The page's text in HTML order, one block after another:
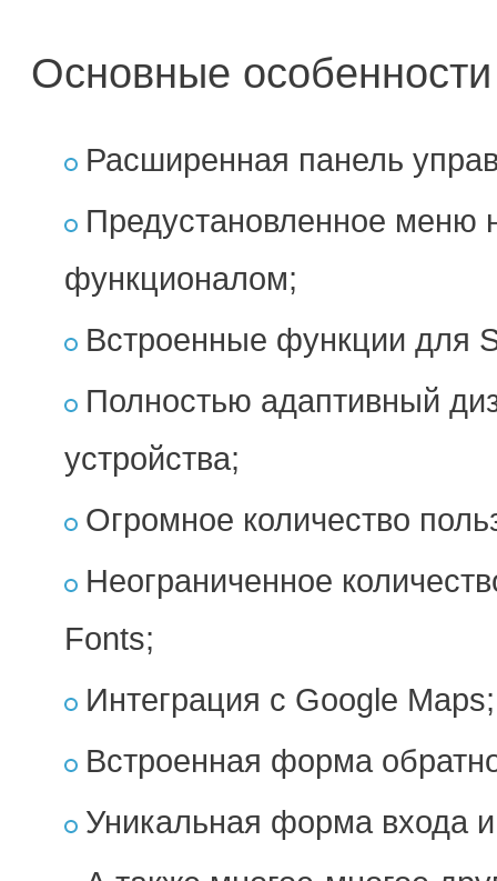
Основные
Расширенная панель
Предустановленное меню
функционалом;
Встроенные функции для
Полностью адаптивный
устройства;
Огромное количество
Неограниченное
Fonts;
Интеграция с Google
Встроенная форма
Уникальная форма входа